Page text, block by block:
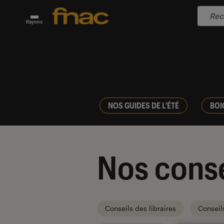
Rayons
NOS GUIDES DE L'ÉTÉ
Nos
Conseils des libraires